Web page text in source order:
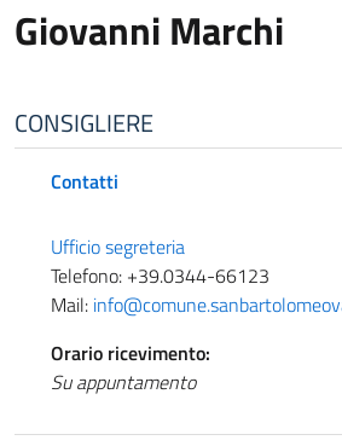
Giovanni Marchi
CONSIGLIERE
Contatti
Ufficio segreteria
Telefono: +39.0344-66123
Mail:
Orario ricevimento:
Su appuntamento